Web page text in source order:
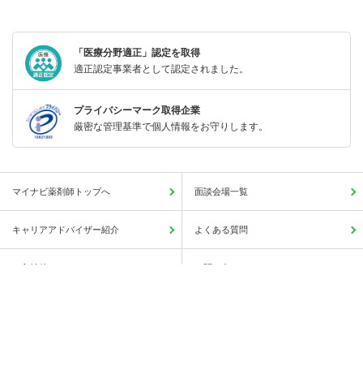
「医療分野適正」認定を取得
適正認定事業者として認定されました。
プライバシーマーク取得企業
厳密な管理基準で個人情報をお守りします。
マイナビ薬剤師トップへ 面談会場一覧
キャリアアドバイザー紹介 よくある質問
ご入社後のアフターフォロー お問い合わせ